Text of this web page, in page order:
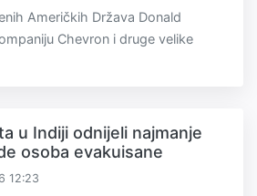
Američkih Država Donald
Chevron i druge velike
u Indiji odnijeli najmanje
osoba evakuisane
12:23